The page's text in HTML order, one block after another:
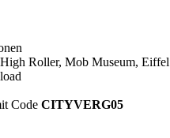
Roller, Mob Museum,
Code CITYVERG05